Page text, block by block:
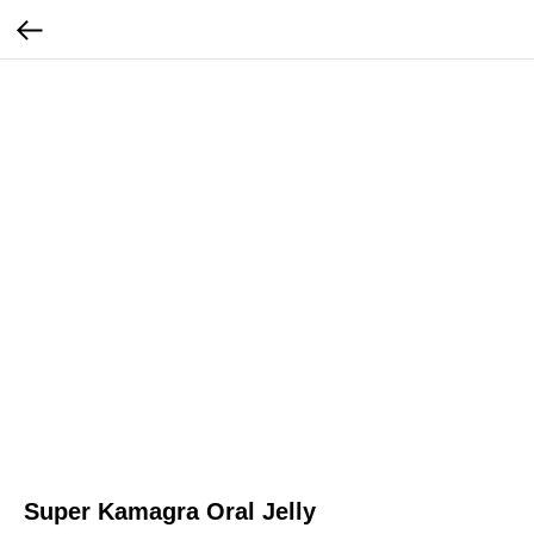
Super Kamagra Oral Jelly